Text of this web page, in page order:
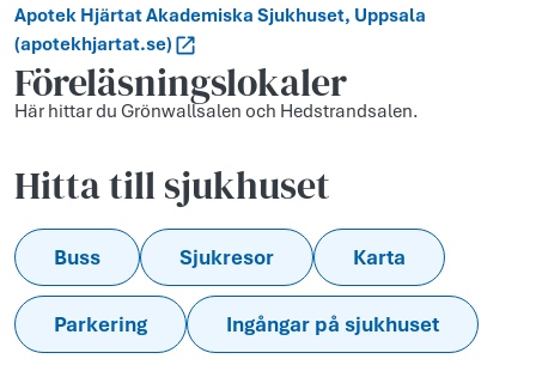
Apotek Hjärtat Akademiska Sjukhuset, Uppsala
(apotekhjartat.se)
Föreläsningslokaler
Här hittar du Grönwallsalen och Hedstrandsalen.
Hitta till sjukhuset
Buss Sjukresor Karta
Parkering Ingångar på sjukhuset